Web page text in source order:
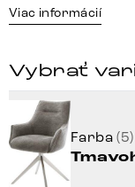
Viac informácií
Vybrať
Farba(5)